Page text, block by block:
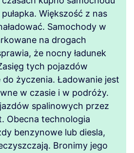
Większość z nas
Samochody w
na drogach
że ​​nocny ładunek
tych pojazdów
życzenia. Ładowanie jest
w czasie i w podróży.
spalinowych przez
Obecna technologia
benzynowe lub diesla,
Bronimy jego